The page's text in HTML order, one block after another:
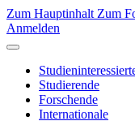
Zum Hauptinhalt Zum
Anmelden
Studierende
Forschende
Internationale